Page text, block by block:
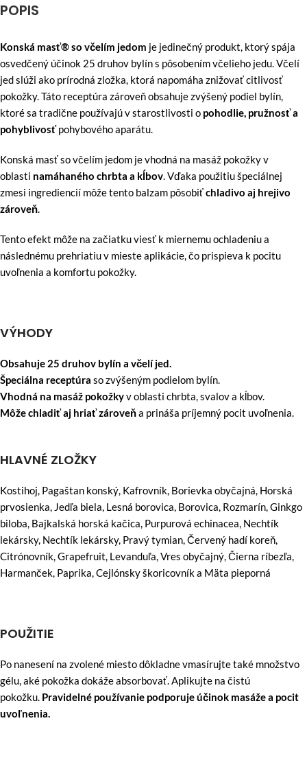
POPIS
Konská masť® so včelím jedom je jedinečný produkt, ktorý spája
osvedčený účinok 25 druhov bylín s pôsobením včelieho jedu. Včelí
jed slúži ako prírodná zložka, ktorá napomáha znižovať citlivosť
pokožky. Táto receptúra zároveň obsahuje zvýšený podiel bylín,
ktoré sa tradične používajú v starostlivosti o pohodlie, pružnosť a
pohyblivosťpohybového aparátu.
Konská masť so včelím jedom je vhodná na masáž pokožky v
oblasti namáhaného chrbta a kĺbov. Vďaka použitiu špeciálnej
zmesi ingrediencií môže tento balzam pôsobiťchladivo aj hrejivo
zároveň.
Tento efekt môže na začiatku viesť k miernemu ochladeniu a
následnému prehriatiu v mieste aplikácie, čo prispieva k pocitu
uvoľnenia a komfortu pokožky.
VÝHODY
Obsahuje 25 druhov bylín a včelí jed.
Špeciálna receptúra so zvýšeným podielom bylín.
Vhodná na masáž pokožkyv oblasti chrbta, svalov a kĺbov.
Môže chladiť aj hriať zároveňa prináša príjemný pocit uvoľnenia.
HLAVNÉ ZLOŽKY
Kostihoj, Pagaštan konský, Kafrovník, Borievka obyčajná, Horská
prvosienka, Jedľa biela, Lesná borovica, Borovica, Rozmarín, Ginkgo
biloba, Bajkalská horská kačica, Purpurová echinacea, Nechtík
lekársky, Nechtík lekársky, Pravý tymian, Červený hadí koreň,
Citrónovník, Grapefruit, Levanduľa, Vres obyčajný, Čierna ríbezľa,
Harmanček, Paprika, Cejlónsky škoricovník a Mäta pieporná
POUŽITIE
Po nanesení na zvolené miesto dôkladne vmasírujte také množstvo
gélu, aké pokožka dokáže absorbovať. Aplikujte na čistú
pokožku. Pravidelné používanie podporuje účinok masáže a pocit
uvoľnenia.